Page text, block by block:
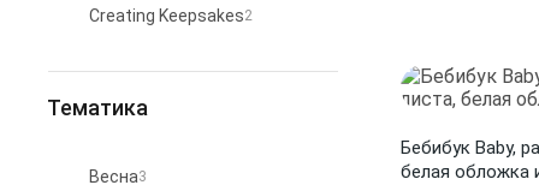
Creating Keepsakes2
Grant Studios
Тематика
Весна3
Бебибук Baby,
белая обложка